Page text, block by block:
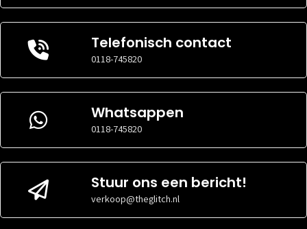
BESTURINGSSOFTWARE
14 of
hoger
OPSLAGCAPACITEIT 128GB
INHOUD Ja
GEHEUGENCAPACITEIT 6GB
VERSIE
BESTURINGSSOFTWARE
OPSLAGCAPACITEIT
GEHEUGENCAPACITEIT
Telefonisch contact
0118-745820
Whatsappen
0118-745820
Stuur ons een bericht!
verkoop@theglitch.nl